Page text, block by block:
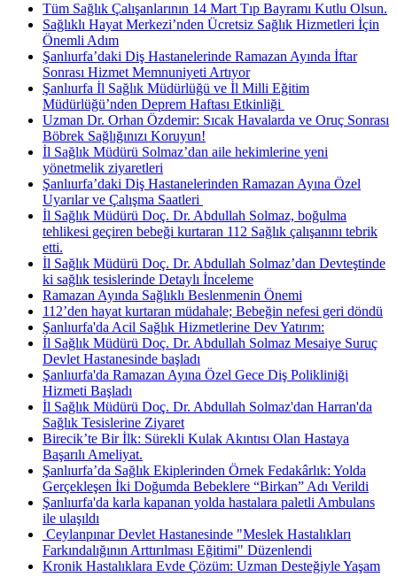
Tüm Sağlık Çalışanlarının 14 Mart Tıp Bayramı Kutlu Olsun.
Sağlıklı Hayat Merkezi’nden Ücretsiz Sağlık Hizmetleri İçin
Önemli Adım
Şanlıurfa’daki Diş Hastanelerinde Ramazan Ayında İftar
Sonrası Hizmet Memnuniyeti Artıyor
Şanlıurfa İl Sağlık Müdürlüğü ve İl Milli Eğitim
Müdürlüğü’nden Deprem Haftası Etkinliği ​
Uzman Dr. Orhan Özdemir: Sıcak Havalarda ve Oruç Sonrası
Böbrek Sağlığınızı Koruyun!
İl Sağlık Müdürü Solmaz’dan aile hekimlerine yeni
yönetmelik ziyaretleri
Şanlıurfa’daki Diş Hastanelerinden Ramazan Ayına Özel
Uyarılar ve Çalışma Saatleri ​
İl Sağlık Müdürü Doç. Dr. Abdullah Solmaz, boğulma
tehlikesi geçiren bebeği kurtaran 112 Sağlık çalışanını tebrik
etti.
İl Sağlık Müdürü Doç. Dr. Abdullah Solmaz’dan Devteştinde
ki sağlık tesislerinde Detaylı İnceleme
Ramazan Ayında Sağlıklı Beslenmenin Önemi
112’den hayat kurtaran müdahale; Bebeğin nefesi geri döndü
Şanlıurfa'da Acil Sağlık Hizmetlerine Dev Yatırım:
İl Sağlık Müdürü Doç. Dr. Abdullah Solmaz Mesaiye Suruç
Devlet Hastanesinde başladı
Şanlıurfa'da Ramazan Ayına Özel Gece Diş Polikliniği
Hizmeti Başladı
İl Sağlık Müdürü Doç. Dr. Abdullah Solmaz'dan Harran'da
Sağlık Tesislerine Ziyaret
Birecik’te Bir İlk: Sürekli Kulak Akıntısı Olan Hastaya
Başarılı Ameliyat.
Şanlıurfa’da Sağlık Ekiplerinden Örnek Fedakârlık: Yolda
Gerçekleşen İki Doğumda Bebeklere “Birkan” Adı Verildi
Şanlıurfa'da karla kapanan yolda hastalara paletli Ambulans
ile ulaşıldı
​ Ceylanpınar Devlet Hastanesinde "Meslek Hastalıkları
Farkındalığının Arttırılması Eğitimi" Düzenlendi
Kronik Hastalıklara Evde Çözüm: Uzman Desteğiyle Yaşam